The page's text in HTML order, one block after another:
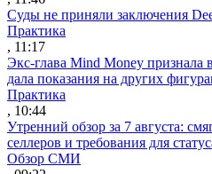
Суды не приняли заключения
Практика
, 11:17
Экс-глава Mind Money
дала показания на других
Практика
, 10:44
Утренний обзор за 7 августа:
селлеров и требования для
Обзор СМИ